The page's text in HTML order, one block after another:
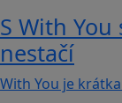
S With
nestačí
With You je